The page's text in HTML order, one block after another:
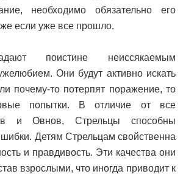
необходимо обязательно его
если уже все прошло.
поистине неиссякаемым
Они будут активно искать
почему-то потерпят поражение, то
попытки. В отличие от все
и Овнов, Стрельцы способны
Детям Стрельцам свойственна
и правдивость. Эти качества они
взрослыми, что иногда приводит к